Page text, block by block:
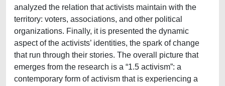
analyzed the relation that activists maintain with the
territory: voters, associations, and other political
organizations. Finally, it is presented the dynamic
aspect of the activists’ identities, the spark of change
that run through their stories. The overall picture that
emerges from the research is a “1.5 activism”: a
contemporary form of activism that is experiencing a